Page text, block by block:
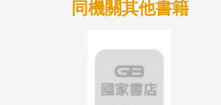
同機關其他書籍